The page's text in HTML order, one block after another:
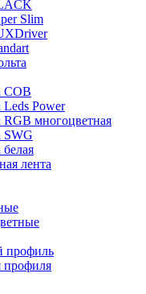
Slim
COB
Leds Power
RGB многоцветная
SWG
лента
профиль
профиля